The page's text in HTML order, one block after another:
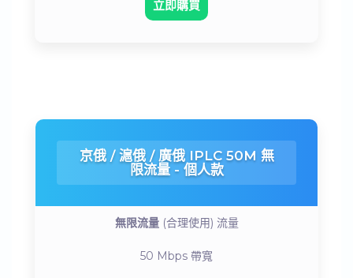
立即購買
京俄 / 滬俄 / 廣俄 IPLC 50M 無
限流量 - 個人款
無限流量(合理使用) 流量
50 Mbps 帶寬